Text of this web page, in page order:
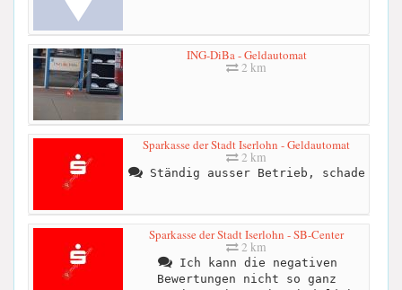
ING-DiBa - Geldautomat
2 km
Sparkasse der Stadt Iserlohn - Geldautomat
2 km
Ständig ausser Betrieb, schade
Sparkasse der Stadt Iserlohn - SB-Center
2 km
Ich kann die negativen
Bewertungen nicht so ganz